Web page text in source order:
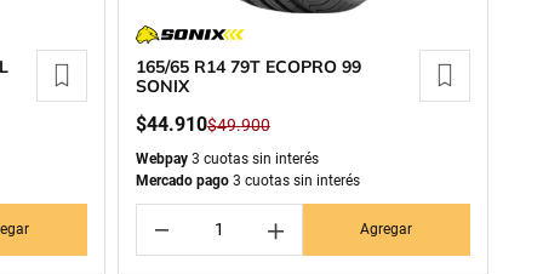
165/65 R14 79T ECOPRO 99
SONIX
$44.910$49.900
Webpay3 cuotas sin interés
Mercado pago3 cuotas sin interés
＋
－ Agregar